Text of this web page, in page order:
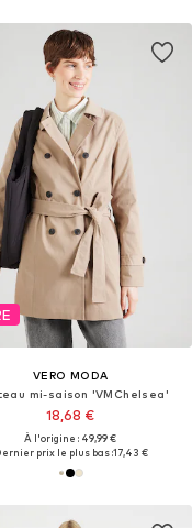
VERO MODA
mi-saison 'VMChelsea'
18,68 €
À l'origine : 49,99 €
prix le plus bas :17,43 €